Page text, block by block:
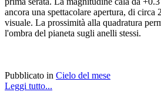
ancora una spettacolare apertura, di circa
visuale. La prossimità alla quadratura
l'ombra del pianeta sugli anelli stessi.
Pubblicato in Cielo del mese
Leggi tutto...